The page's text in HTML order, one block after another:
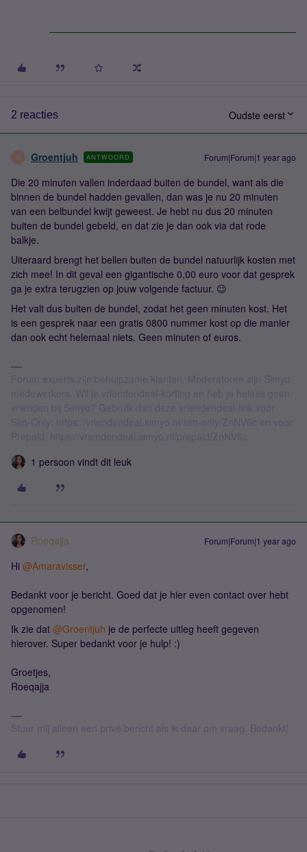
2 reacties Oudste eerst
G Groentjuh ANTWOORD Forum|Forum|1 year ago
Die 20 minuten vallen inderdaad buiten de bundel, want als die
binnen de bundel hadden gevallen, dan was je nu 20 minuten
van een belbundel kwijt geweest. Je hebt nu dus 20 minuten
buiten de bundel gebeld, en dat zie je dan ook via dat rode
balkje.
Uiteraard brengt het bellen buiten de bundel natuurlijk kosten met
zich mee! In dit geval een gigantische 0,00 euro voor dat gesprek
ga je extra terugzien op jouw volgende factuur. 😉
Het valt dus buiten de bundel, zodat het geen minuten kost. Het
is een gesprek naar een gratis 0800 nummer kost op die manier
dan ook echt helemaal niets. Geen minuten of euros.
1 persoon vindt dit leuk
Roeqajja Forum|Forum|1 year ago
Hi ​ @Amaravisser,
Bedankt voor je bericht. Goed dat je hier even contact over hebt
opgenomen!
Ik zie dat ​ @Groentjuh je de perfecte uitleg heeft gegeven
hierover. Super bedankt voor je hulp! :)
Groetjes,
Roeqajja
Stuur mij alleen een privé bericht als ik daar om vraag. Bedankt!